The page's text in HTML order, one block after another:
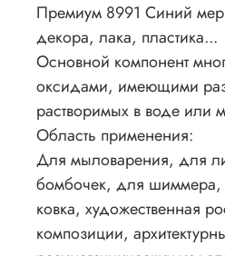
Премиум 8991 Синий
декора, лака, пластика...
Основной компонент
оксидами, имеющими
растворимых в воде или
Область применения:
Для мыловарения, для
бомбочек, для шиммера,
ковка, художественная
композиции,